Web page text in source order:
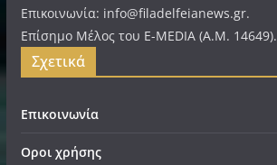
Επικοινωνία: info@filadelfeianews.gr.
Επίσημο Μέλος του E-MEDIA (A.M. 14649).
Σχετικά
Επικοινωνία
Οροι χρήσης